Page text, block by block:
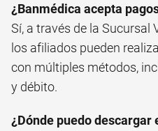
¿Banmédica acepta
Sí, a través de la Sucursal
los afiliados pueden
con múltiples métodos,
y débito.
¿Dónde puedo